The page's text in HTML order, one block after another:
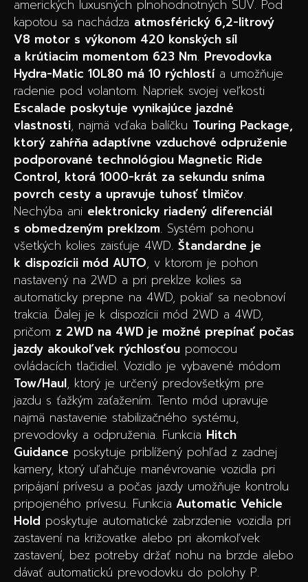
amerických luxusných plnohodnotných SUV. Pod
kapotou sa nachádza atmosférický 6,2-litrový
V8 motor s výkonom 420 konských síl
a krútiacim momentom 623 Nm. Prevodovka
Hydra-Matic 10L80 má 10 rýchlostía umožňuje
radenie pod volantom. Napriek svojej veľkosti
Escalade poskytuje vynikajúce jazdné
vlastnosti, najmä vďaka balíčku Touring Package,
ktorý zahŕňa adaptívne vzduchové odpruženie
podporované technológiou Magnetic Ride
Control, ktorá 1000-krát za sekundu sníma
povrch cesty a upravuje tuhosť tlmičov.
Nechýba ani elektronicky riadený diferenciál
s obmedzeným preklzom. Systém pohonu
všetkých kolies zaisťuje 4WD. Štandardne je
k dispozícii mód AUTO, v ktorom je pohon
nastavený na 2WD a pri preklze kolies sa
automaticky prepne na 4WD, pokiaľ sa neobnoví
trakcia. Ďalej je k dispozícii mód 2WD a 4WD,
pričom z 2WD na 4WD je možné prepínať počas
jazdy akoukoľvek rýchlosťou pomocou
ovládacích tlačidiel. Vozidlo je vybavené módom
Tow/Haul, ktorý je určený predovšetkým pre
jazdu s ťažkým zaťažením. Tento mód upravuje
najmä nastavenie stabilizačného systému,
prevodovky a odpruženia. Funkcia Hitch
Guidance poskytuje priblížený pohľad z zadnej
kamery, ktorý uľahčuje manévrovanie vozidla pri
pripájaní prívesu a počas jazdy umožňuje kontrolu
pripojeného prívesu. Funkcia Automatic Vehicle
Hold poskytuje automatické zabrzdenie vozidla pri
zastavení na križovatke alebo pri akomkoľvek
zastavení, bez potreby držať nohu na brzde alebo
dávať automatickú prevodovku do polohy P.